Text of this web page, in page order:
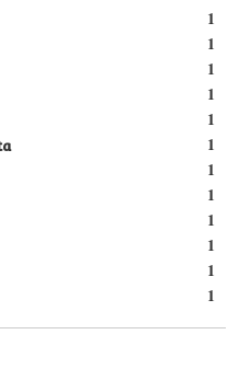
1
1
1
1
1
1
1
1
1
1
1
1